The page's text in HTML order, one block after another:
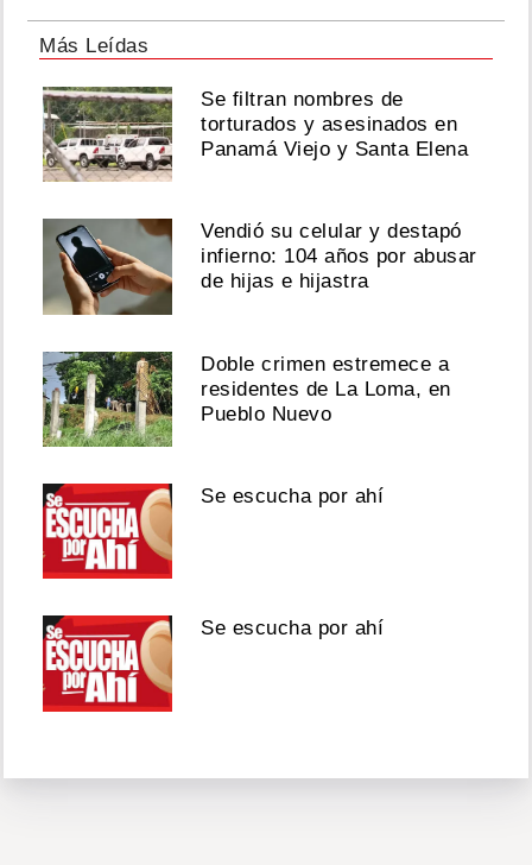
Más Leídas
Se filtran nombres de
torturados y asesinados en
Panamá Viejo y Santa Elena
Vendió su celular y destapó
infierno: 104 años por abusar
de hijas e hijastra
Doble crimen estremece a
residentes de La Loma, en
Pueblo Nuevo
Se escucha por ahí
Se escucha por ahí